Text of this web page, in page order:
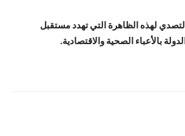
لهذه الظاهرة التي تهدد مستقبل
بالأعباء الصحية والاقتصادية.